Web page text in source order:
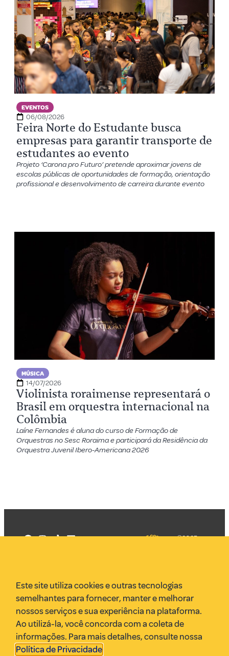
EVENTOS
06/08/2026
Feira Norte do Estudante busca
empresas para garantir transporte de
estudantes ao evento
Projeto ‘Carona pro Futuro’ pretende aproximar jovens de
escolas públicas de oportunidades de formação, orientação
profissional e desenvolvimento de carreira durante evento
MÚSICA
14/07/2026
Violinista roraimense representará o
Brasil em orquestra internacional na
Colômbia
Laíne Fernandes é aluna do curso de Formação de
Orquestras no Sesc Roraima e participará da Residência da
Orquestra Juvenil Ibero-Americana 2026
VR Assessoria
Parcerias
Envie uma pauta
Anuncie
©2025
Este site utiliza cookies e outras tecnologias
semelhantes para fornecer, manter e melhorar
nossos serviços e sua experiência na plataforma.
Ao utilizá-la, você concorda com a coleta de
informações. Para mais detalhes, consulte nossa
Política de Privacidade.